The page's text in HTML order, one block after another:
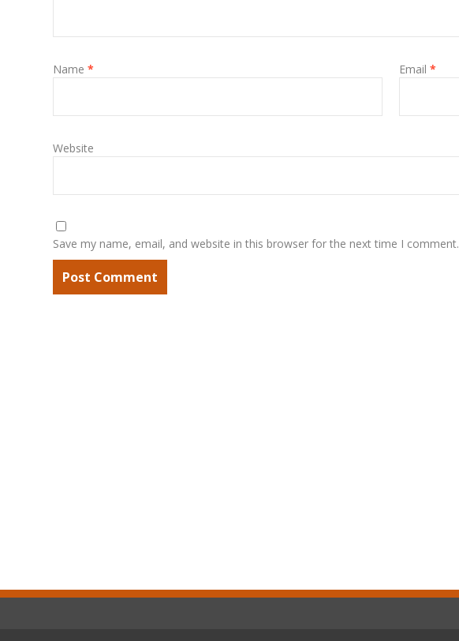
Name * Email *
Website
Save my name, email, and website in this browser for the next time I comment.